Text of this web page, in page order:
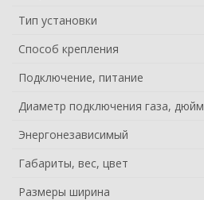
Тип установки
Способ крепления
Подключение, питание
Диаметр подключения газа, дюйм
Энергонезависимый
Габариты, вес, цвет
Размеры ширина